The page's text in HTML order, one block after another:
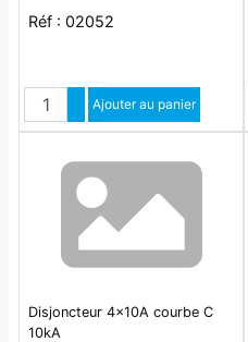
Réf : 02052
QuantitéAugmenter quantité
Diminuer quantité
Ajouter au panier
Disjoncteur 4x10A courbe C
10kA